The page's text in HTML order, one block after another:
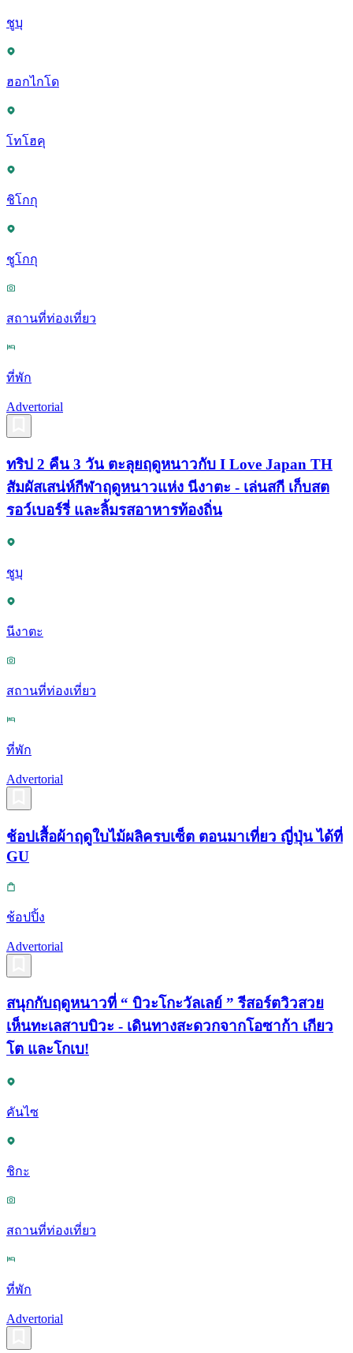
ชูบุ
ฮอกไกโด
โทโฮคุ
ชิโกกุ
ชูโกกุ
สถานที่ท่องเที่ยว
ที่พัก
Advertorial
ทริป 2 คืน 3 วัน ตะลุยฤดูหนาวกับ I Love Japan TH
สัมผัสเสน่ห์กีฬาฤดูหนาวแห่ง นีงาตะ - เล่นสกี เก็บสต
รอว์เบอร์รี่ และลิ้มรสอาหารท้องถิ่น
ชูบุ
นีงาตะ
สถานที่ท่องเที่ยว
ที่พัก
Advertorial
ช้อปเสื้อผ้าฤดูใบไม้ผลิครบเซ็ต ตอนมาเที่ยว ญี่ปุ่น ได้ที่
GU
ช้อปปิ้ง
Advertorial
สนุกกับฤดูหนาวที่ “ บิวะโกะวัลเลย์ ” รีสอร์ตวิวสวย
เห็นทะเลสาบบิวะ - เดินทางสะดวกจากโอซาก้า เกียว
โต และโกเบ!
คันไซ
ชิกะ
สถานที่ท่องเที่ยว
ที่พัก
Advertorial